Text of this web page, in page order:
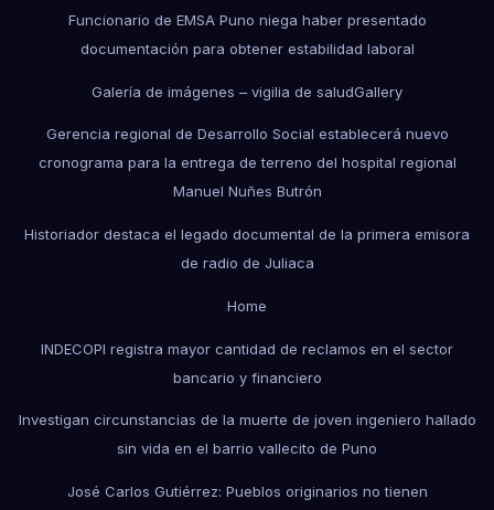
Funcionario de EMSA Puno niega haber presentado
documentación para obtener estabilidad laboral
Galería de imágenes – vigilia de saludGallery
Gerencia regional de Desarrollo Social establecerá nuevo
cronograma para la entrega de terreno del hospital regional
Manuel Nuñes Butrón
Historiador destaca el legado documental de la primera emisora
de radio de Juliaca
Home
INDECOPI registra mayor cantidad de reclamos en el sector
bancario y financiero
Investigan circunstancias de la muerte de joven ingeniero hallado
sin vida en el barrio vallecito de Puno
José Carlos Gutiérrez: Pueblos originarios no tienen